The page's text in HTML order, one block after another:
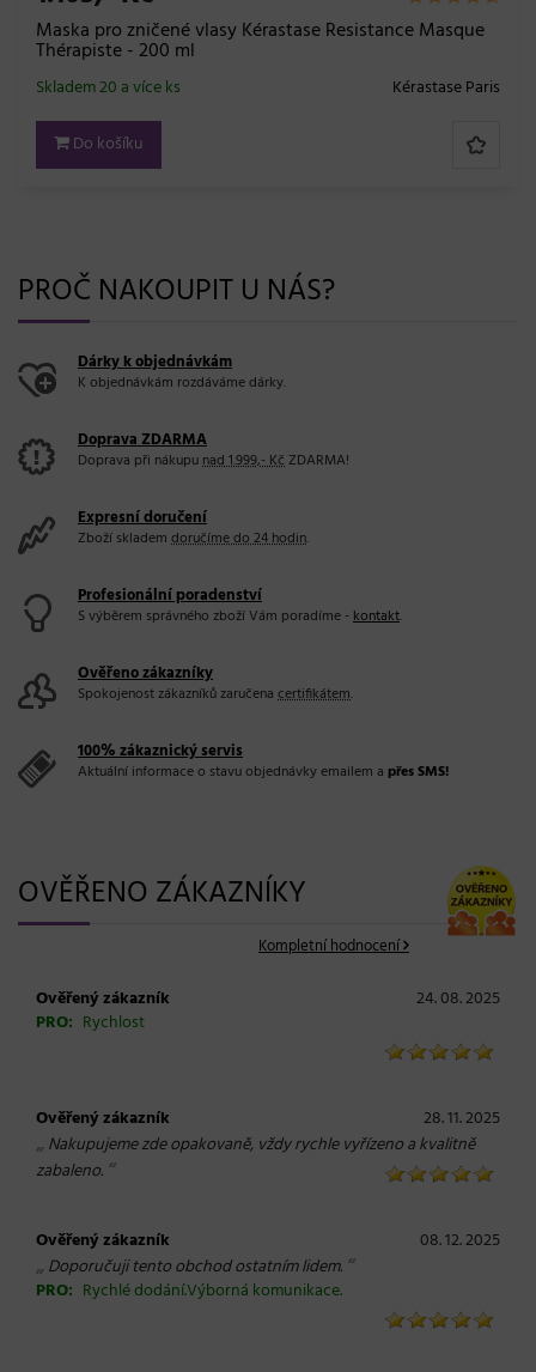
Kérastase Resistance Masque Kadeřnický
PROČ NAKOUPIT U NÁS?
Dárky k objednávkám
K objednávkám rozdáváme dárky.
Doprava ZDARMA
Doprava při nákupunad 1.999,- KčZDARMA!
Expresní doručení
Zboží skladem doručíme do 24 hodin.
Profesionální poradenství
S výběrem správného zboží Vám poradíme -kontakt.
Ověřeno zákazníky
Spokojenost zákazníků zaručena certifikátem.
100% zákaznický servis
Aktuální informace o stavu objednávky emailem a přes SMS!
OVĚŘENO ZÁKAZNÍKY
Kompletní hodnocení
Ověřený zákazník
24. 08. 2025
PRO: Rychlost
Ověřený zákazník 28. 11. 2025
„ Nakupujeme zde opakovaně, vždy rychle vyřízeno a kvalitně
zabaleno. “
Ověřený zákazník 08. 12. 2025
„ Doporučuji tento obchod ostatním lidem. “
PRO: Rychlé dodání.Výborná komunikace.